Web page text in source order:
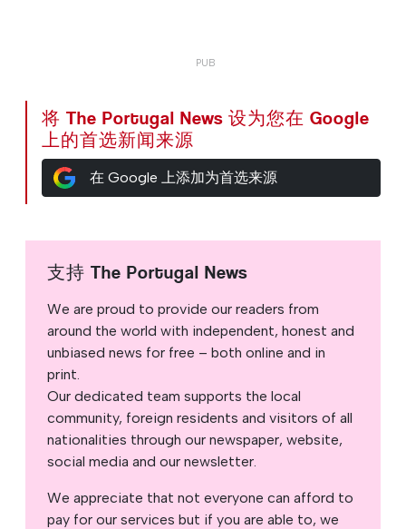
将 The Portugal News 设为您在 Google
上的首选新闻来源
在 Google 上添加为首选来源
支持 The Portugal News
We are proud to provide our readers from
around the world with independent, honest and
unbiased news for free – both online and in
print.
Our dedicated team supports the local
community, foreign residents and visitors of all
nationalities through our newspaper, website,
social media and our newsletter.
We appreciate that not everyone can afford to
pay for our services but if you are able to, we